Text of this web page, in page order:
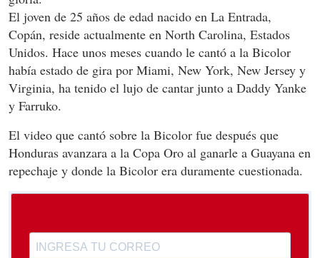
El joven de 25 años de edad nacido en La Entrada,
Copán, reside actualmente en North Carolina, Estados
Unidos. Hace unos meses cuando le cantó a la Bicolor
había estado de gira por Miami, New York, New Jersey y
Virginia, ha tenido el lujo de cantar junto a Daddy Yanke
y Farruko.
El video que cantó sobre la Bicolor fue después que
Honduras avanzara a la Copa Oro al ganarle a Guayana en
repechaje y donde la Bicolor era duramente cuestionada.